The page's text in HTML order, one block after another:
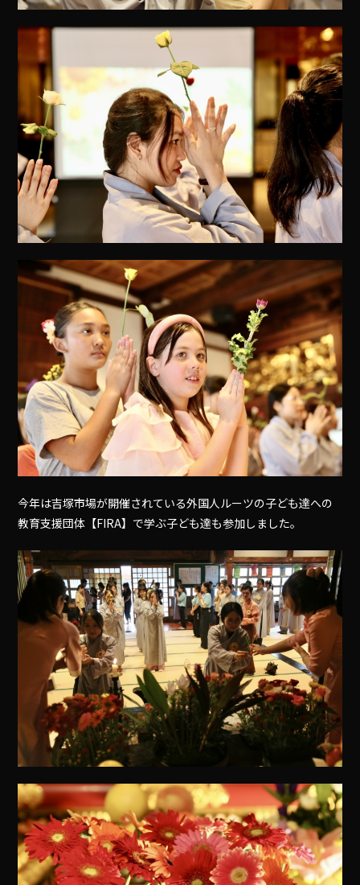
今年は吉塚市場が開催されている外国人ルーツの子ども達への
教育支援団体【FIRA】で学ぶ子ども達も参加しました。